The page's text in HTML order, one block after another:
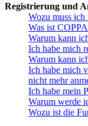
Registrierung und
Wozu muss ich
Was ist
Warum kann
Ich habe mich
Warum kann
Ich habe mich
nicht mehr
Ich habe mein
Warum werde
Wozu ist die